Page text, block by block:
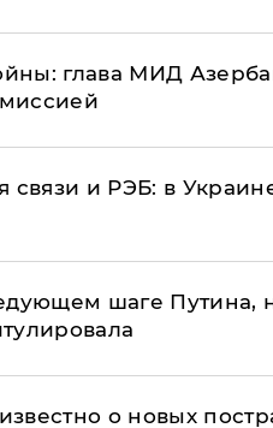
глава МИД
связи и РЭБ: в
шаге Путина,
о новых